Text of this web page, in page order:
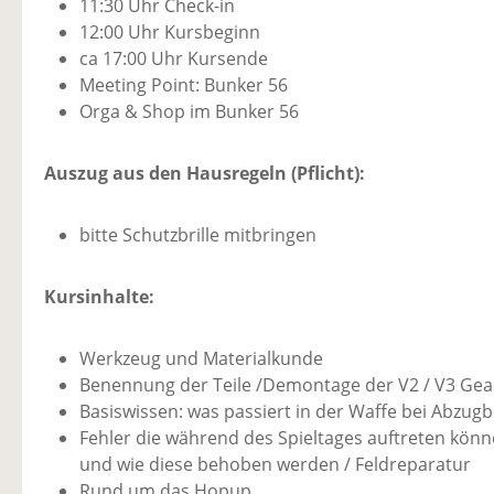
11:30 Uhr Check-in
12:00 Uhr Kursbeginn
ca 17:00 Uhr Kursende
Meeting Point: Bunker 56
Orga & Shop im Bunker 56
Auszug aus den Hausregeln (Pflicht):
bitte Schutzbrille mitbringen
Kursinhalte:
Werkzeug und Materialkunde
Benennung der Teile /Demontage der V2 / V3
Basiswissen: was passiert in der Waffe bei
Fehler die während des Spieltages auftreten
und wie diese behoben werden / Feldreparatur